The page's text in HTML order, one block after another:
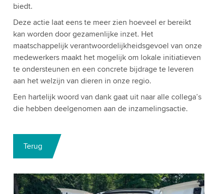
biedt.
Deze actie laat eens te meer zien hoeveel er bereikt
kan worden door gezamenlijke inzet. Het
maatschappelijk verantwoordelijkheidsgevoel van onze
medewerkers maakt het mogelijk om lokale initiatieven
te ondersteunen en een concrete bijdrage te leveren
aan het welzijn van dieren in onze regio.
Een hartelijk woord van dank gaat uit naar alle collega’s
die hebben deelgenomen aan de inzamelingsactie.
Terug